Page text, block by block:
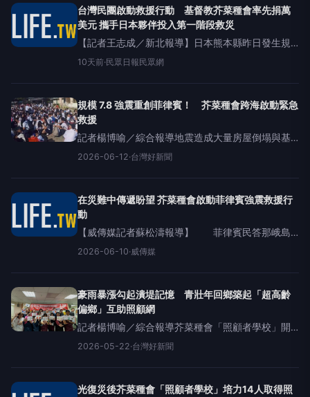
科技業
台灣民團啟動救援行動 基督教芥菜種會率先捐萬
美元 攜手日本夥伴投入第一階段救災
【記者王志成／新北報導】日本熊本縣昨日發生規
模七點一強震，熊本縣宇城市與冰川町觀測到最大
知十三人死亡。台灣社福團體二十九日宣布，已攜
手當地合作夥
10天前·民眾日報民眾網
規模 7.8 強震重創菲律賓！ 芥菜種會跨海啟動緊急
救援
記者楊博喻／綜合報導地震造成大量房屋倒塌與基
礎設施受損，兒童、婦女及長者等脆弱族群面臨生
持。(圖／PHILRADS提供)國際人道救援警報響起！
菲律賓民答那峨
2026-06-12·台灣好新聞
在災難中傳遞盼望 芥菜種會啟動菲律賓強震救援行
動
【威傳媒記者蘇松濤報導】 菲律賓民答那峨島8
日上午發生規模7.8強震，造成36人死亡、167人受
無家可歸。地震造成大量房屋倒塌與基礎設施受
損，
2026-06-10·威傳媒
豪雨暴漲勾起潰堤記憶 青壯年回鄉築起「超高齡
偏鄉」互助照顧網
記者楊博喻／綜合報導芥菜種會「照顧者學校」開
設「照顧服務員資格訓練」，14位學員順利結業，
候頻傳，日前豪大雨導致花蓮光復鄉馬太鞍溪水位
再度暴漲，不僅勾起居民
2026-05-22·台灣好新聞
光復災後芥菜種會「照顧者學校」培力14人取得照